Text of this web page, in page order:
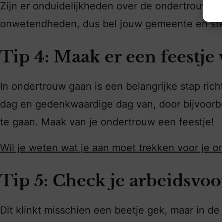
Zijn er onduidelijkheden over de ondertrouw?
onwetendheden, dus bel jouw gemeente en
Tip 4: Maak er een feestje
In ondertrouw gaan is een belangrijke stap
dag en gedenkwaardige dag van, door
te gaan. Maak van je ondertrouw een feestje!
Wil je weten wat je aan moet trekken voor je
Tip 5: Check je
Dit klinkt misschien een beetje gek, maar in